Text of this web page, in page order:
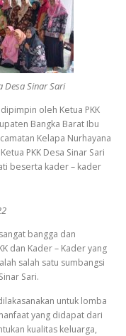
Sinar Sari
oleh Ketua PKK
Bangka Barat Ibu
Kelapa Nurhayana
PKK Desa Sinar Sari
beserta kader – kader
bangga dan
dan Kader – Kader yang
salah satu sumbangsi
Sari.
untuk lomba
yang didapat dari
kualitas keluarga,